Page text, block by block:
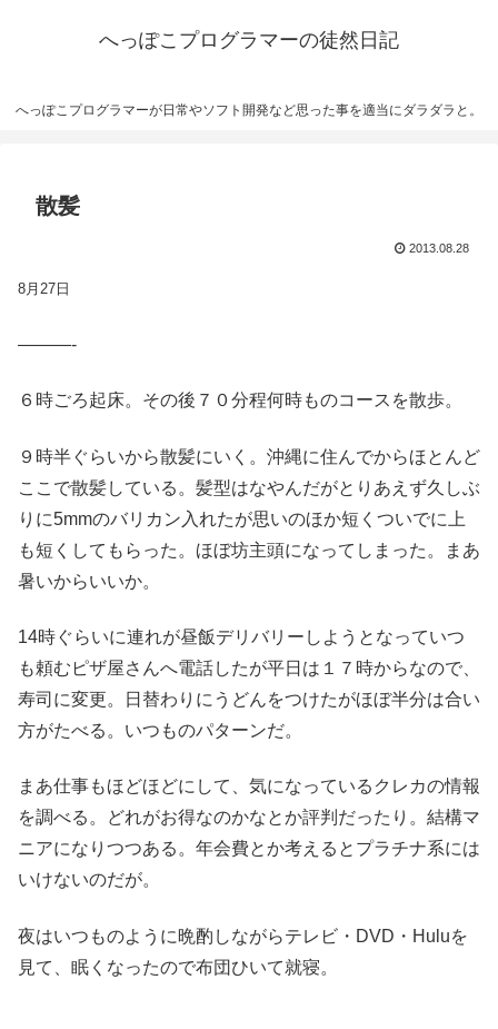
へっぽこプログラマーの徒然日記
へっぽこプログラマーが日常やソフト開発など思った事を適当にダラダラと。
散髪
2013.08.28
8月 27日
———-
６時ごろ起床。その後７０分程何時ものコースを散歩。
９時半ぐらいから散髪にいく。沖縄に住んでからほとんど
ここで散髪している。髪型はなやんだがとりあえず久しぶ
りに5mmのバリカン入れたが思いのほか短くついでに上
も短くしてもらった。ほぼ坊主頭になってしまった。まあ
暑いからいいか。
14時ぐらいに連れが昼飯デリバリーしようとなっていつ
も頼むピザ屋さんへ電話したが平日は１７時からなので、
寿司に変更。日替わりにうどんをつけたがほぼ半分は合い
方がたべる。いつものパターンだ。
まあ仕事もほどほどにして、気になっているクレカの情報
を調べる。どれがお得なのかなとか評判だったり。結構マ
ニアになりつつある。年会費とか考えるとプラチナ系には
いけないのだが。
夜はいつものように晩酌しながらテレビ・DVD・Huluを
見て、眠くなったので布団ひいて就寝。